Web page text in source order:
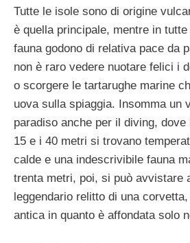
Tutte le isole sono di origine
è quella principale, mentre in
fauna godono di relativa pace da
non è raro vedere nuotare felici i
o scorgere le tartarughe marine
uova sulla spiaggia. Insomma un
paradiso anche per il diving,
15 e i 40 metri si trovano
calde e una indescrivibile fauna
trenta metri, poi, si può avvistare
leggendario relitto di una
antica in quanto è affondata solo